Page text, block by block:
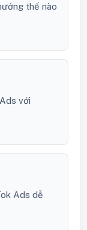
thế nào
với
Ads dễ